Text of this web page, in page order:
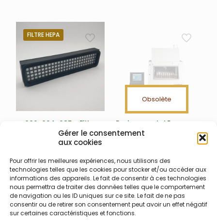
Gérer le consentement
aux cookies
Pour offrir les meilleures expériences, nous utilisons des
technologies telles que les cookies pour stocker et/ou accéder aux
informations des appareils. Le fait de consentir à ces technologies
nous permettra de traiter des données telles que le comportement
de navigation ou les ID uniques sur ce site. Le fait de ne pas
consentir ou de retirer son consentement peut avoir un effet négatif
sur certaines caractéristiques et fonctions.
Hotblock® 200
rectangulaire
Environmental Express
FILTRE HEPA
006-004-085 – Filtre
HEPA AutoBlock
Filtre HEPA nouvelle
Symalab pour AutoBlock III
et Autoblock Plus (version
4)
Obsolète
Environmental Express –
Autoblock™ Plus (version
automatique
Bloc tout automatique
Autoblock™ Plus Version 4
complet. Livré avec 3
portoirs pour tubes 50 ml, 2
portoirs pour bouteilles de
réactifs, kits de tubes pour